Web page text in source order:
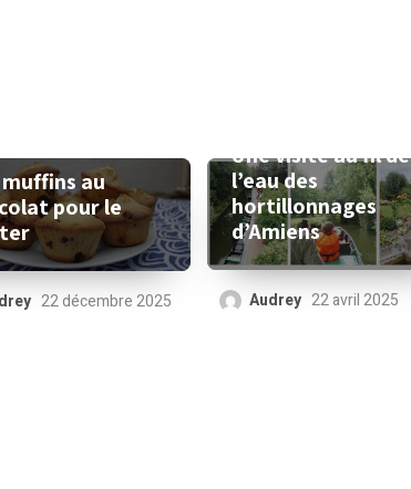
muffins au
pour le
22 décembre 2025
Une visite au fil de
l’eau des
hortillonnages
d’Amiens
Audrey 22 avril 2025